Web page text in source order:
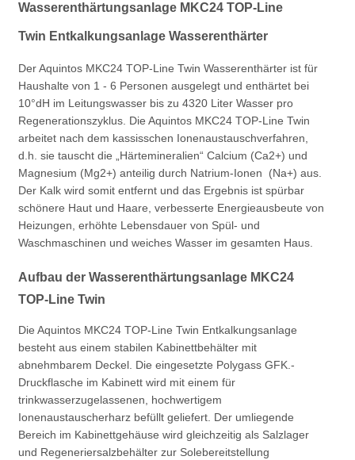
Wasserenthärtungsanlage MKC24 TOP-Line
Twin Entkalkungsanlage Wasserenthärter
Der Aquintos MKC24 TOP-Line Twin Wasserenthärter ist für
Haushalte von 1 - 6 Personen ausgelegt und enthärtet bei
10°dH im Leitungswasser bis zu 4320 Liter Wasser pro
Regenerationszyklus. Die Aquintos MKC24 TOP-Line Twin
arbeitet nach dem kassisschen Ionenaustauschverfahren,
d.h. sie tauscht die „Härtemineralien“ Calcium (Ca2+) und
Magnesium (Mg2+) anteilig durch Natrium-Ionen (Na+) aus.
Der Kalk wird somit entfernt und das Ergebnis ist spürbar
schönere Haut und Haare, verbesserte Energieausbeute von
Heizungen, erhöhte Lebensdauer von Spül- und
Waschmaschinen und weiches Wasser im gesamten Haus.
Aufbau der Wasserenthärtungsanlage MKC24
TOP-Line Twin
Die Aquintos MKC24 TOP-Line Twin Entkalkungsanlage
besteht aus einem stabilen Kabinettbehälter mit
abnehmbarem Deckel. Die eingesetzte Polygass GFK.-
Druckflasche im Kabinett wird mit einem für
trinkwasserzugelassenen, hochwertigem
Ionenaustauscherharz befüllt geliefert. Der umliegende
Bereich im Kabinettgehäuse wird gleichzeitig als Salzlager
und Regeneriersalzbehälter zur Solebereitstellung